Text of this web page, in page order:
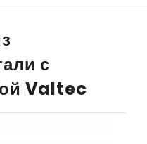
с
Valtec